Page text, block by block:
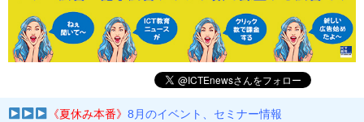
《夏休み本番》8月のイベント、セミナー情報